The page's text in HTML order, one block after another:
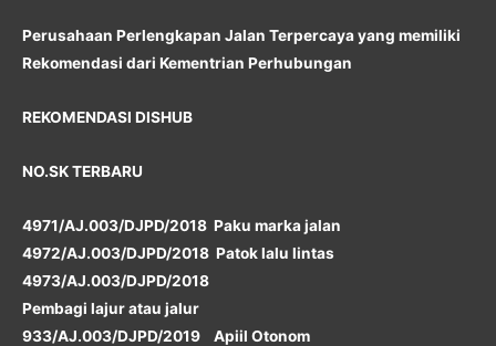
Perusahaan Perlengkapan Jalan Terpercaya yang memiliki
Rekomendasi dari Kementrian Perhubungan
REKOMENDASI DISHUB
NO.SK TERBARU
4971/AJ.003/DJPD/2018 Paku marka jalan
4972/AJ.003/DJPD/2018 Patok lalu lintas
4973/AJ.003/DJPD/2018
Pembagi lajur atau jalur
933/AJ.003/DJPD/2019 Apiil Otonom